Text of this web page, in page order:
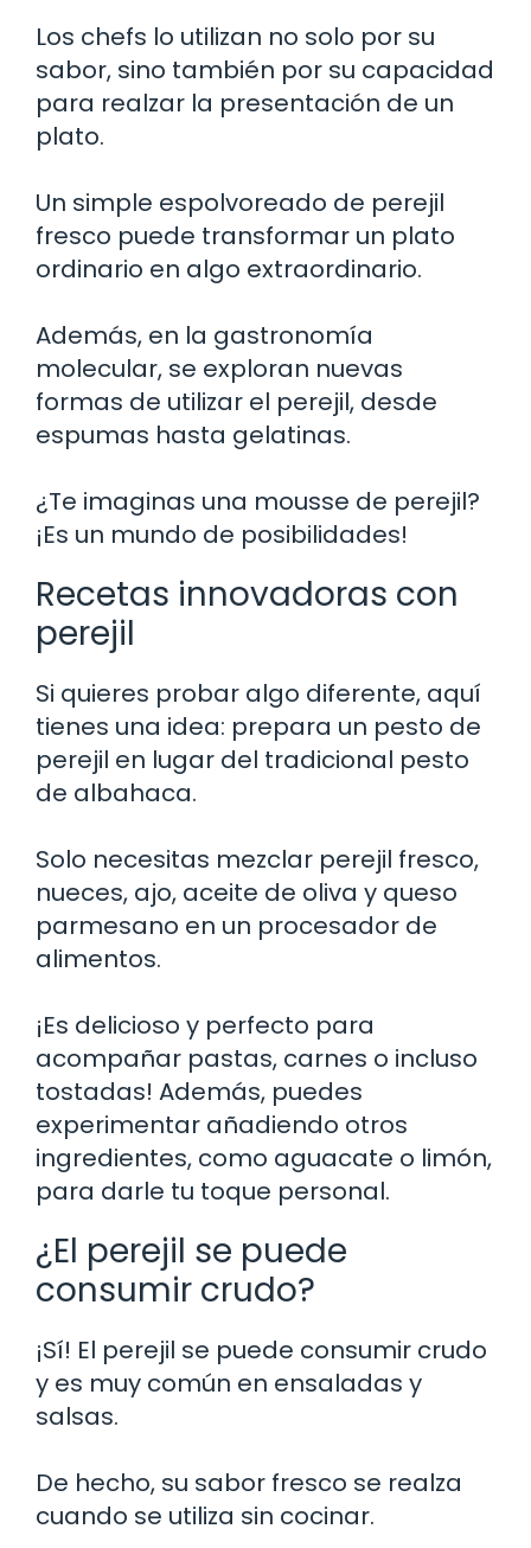
Los chefs lo utilizan no solo por su
sabor, sino también por su capacidad
para realzar la presentación de un
plato.
Un simple espolvoreado de perejil
fresco puede transformar un plato
ordinario en algo extraordinario.
Además, en la gastronomía
molecular, se exploran nuevas
formas de utilizar el perejil, desde
espumas hasta gelatinas.
¿Te imaginas una mousse de perejil?
¡Es un mundo de posibilidades!
Recetas innovadoras con
perejil
Si quieres probar algo diferente, aquí
tienes una idea: prepara un pesto de
perejil en lugar del tradicional pesto
de albahaca.
Solo necesitas mezclar perejil fresco,
nueces, ajo, aceite de oliva y queso
parmesano en un procesador de
alimentos.
¡Es delicioso y perfecto para
acompañar pastas, carnes o incluso
tostadas! Además, puedes
experimentar añadiendo otros
ingredientes, como aguacate o limón,
para darle tu toque personal.
¿El perejil se puede
consumir crudo?
¡Sí! El perejil se puede consumir crudo
y es muy común en ensaladas y
salsas.
De hecho, su sabor fresco se realza
cuando se utiliza sin cocinar.